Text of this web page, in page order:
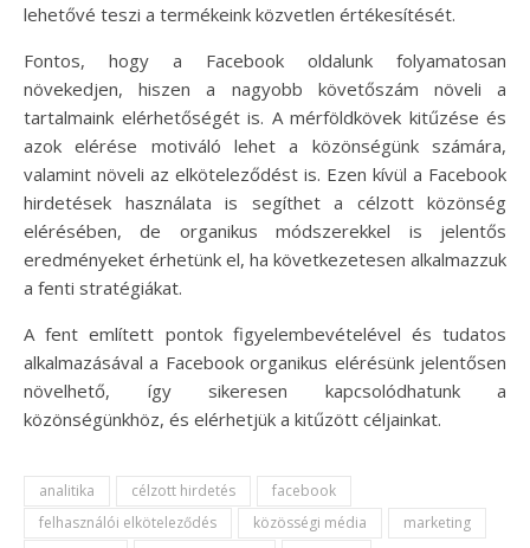
lehetővé teszi a termékeink közvetlen értékesítését.
Fontos, hogy a Facebook oldalunk folyamatosan
növekedjen, hiszen a nagyobb követőszám növeli a
tartalmaink elérhetőségét is. A mérföldkövek kitűzése és
azok elérése motiváló lehet a közönségünk számára,
valamint növeli az elköteleződést is. Ezen kívül a Facebook
hirdetések használata is segíthet a célzott közönség
elérésében, de organikus módszerekkel is jelentős
eredményeket érhetünk el, ha következetesen alkalmazzuk
a fenti stratégiákat.
A fent említett pontok figyelembevételével és tudatos
alkalmazásával a Facebook organikus elérésünk jelentősen
növelhető, így sikeresen kapcsolódhatunk a
közönségünkhöz, és elérhetjük a kitűzött céljainkat.
analitika célzott hirdetés
facebook
felhasználói elköteleződés
közösségi média
marketing